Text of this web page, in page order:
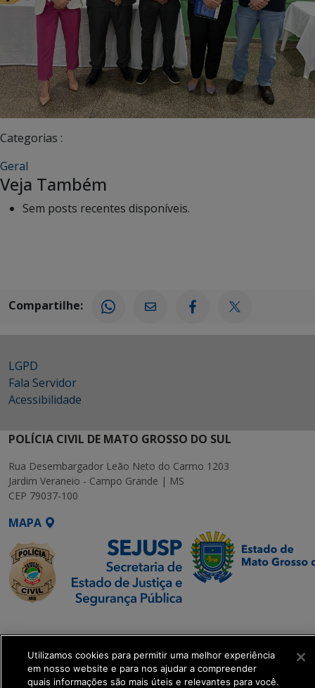
Categorias :
Geral
Veja Também
Sem posts recentes disponíveis.
Compartilhe:
LGPD
Fala Servidor
Acessibilidade
POLÍCIA CIVIL DE MATO GROSSO DO SUL
Rua Desembargador Leão Neto do Carmo 1203
Jardim Veraneio - Campo Grande | MS
CEP 79037-100
MAPA
Executiva de
Transformação Digital
Utilizamos cookies para permitir uma melhor experiência
em nosso website e para nos ajudar a compreender
quais informações são mais úteis e relevantes para você.